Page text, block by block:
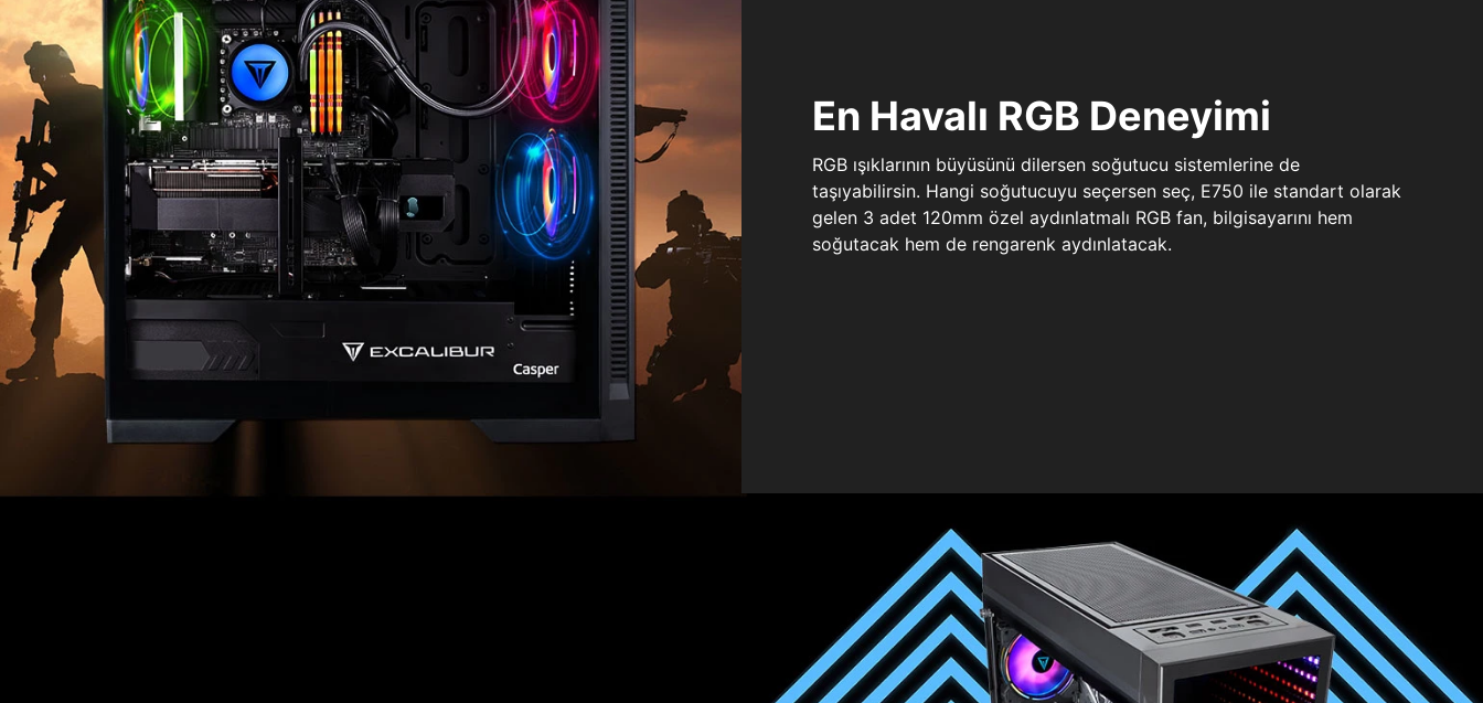
En Havalı RGB Deneyimi
RGB ışıklarının büyüsünü dilersen soğutucu sistemlerine de
taşıyabilirsin. Hangi soğutucuyu seçersen seç, E750 ile standart olarak
gelen 3 adet 120mm özel aydınlatmalı RGB fan, bilgisayarını hem
soğutacak hem de rengarenk aydınlatacak.